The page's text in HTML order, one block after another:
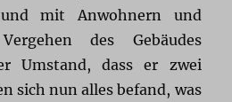
mit Anwohnern und
des Gebäudes
Umstand, dass er zwei
sich nun alles befand, was